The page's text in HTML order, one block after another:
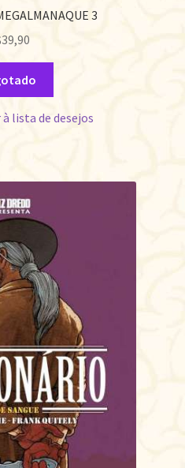
3
39,90
lista de desejos